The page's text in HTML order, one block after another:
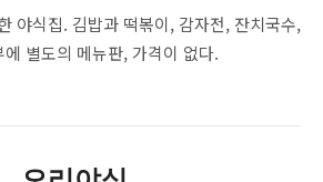
야식집. 김밥과 떡볶이, 감자전, 잔치국수,
별도의 메뉴판, 가격이 없다.